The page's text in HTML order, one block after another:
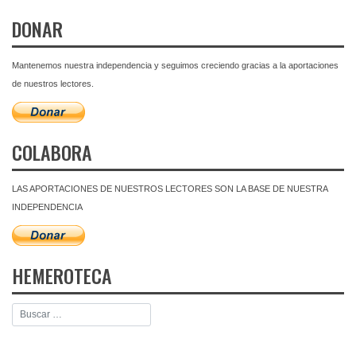
DONAR
Mantenemos nuestra independencia y seguimos creciendo gracias a la aportaciones
de nuestros lectores.
COLABORA
LAS APORTACIONES DE NUESTROS LECTORES SON LA BASE DE NUESTRA
INDEPENDENCIA
HEMEROTECA